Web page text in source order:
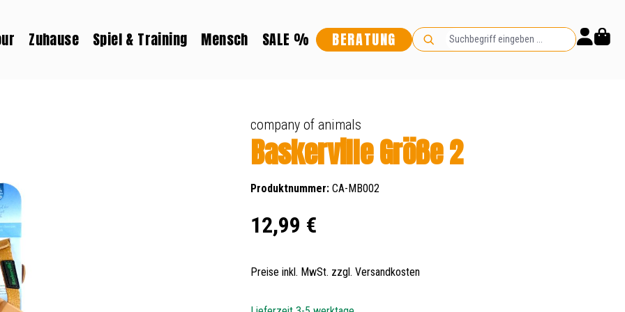
Zuhause Spiel & Training Mensch SALE % BERATUNG
company of animals
Baskerville Größe 2
Produktnummer:CA-MB002
Regulärer Preis:
12,99 €
Preise inkl. MwSt. zzgl. Versandkosten